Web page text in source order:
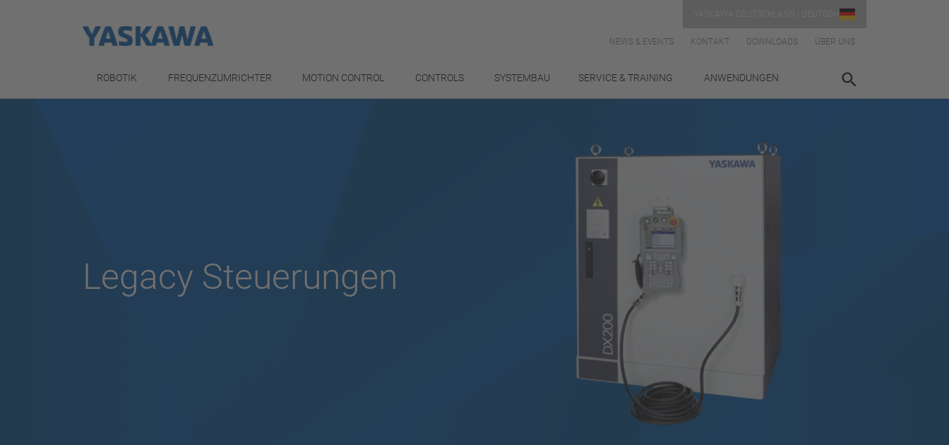
NEWS & EVENTS KONTAKT DOWNLOADS ÜBER UNS
ROBOTIK FREQUENZUMRICHTER MOTION CONTROL CONTROLS SYSTEMBAU SERVICE & TRAINING ANWENDUNGEN
Legacy Steuerungen